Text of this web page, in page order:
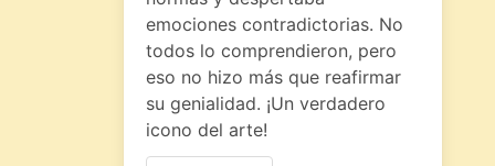
emociones contradictorias. No
todos lo comprendieron, pero
eso no hizo más que reafirmar
su genialidad. ¡Un verdadero
icono del arte!